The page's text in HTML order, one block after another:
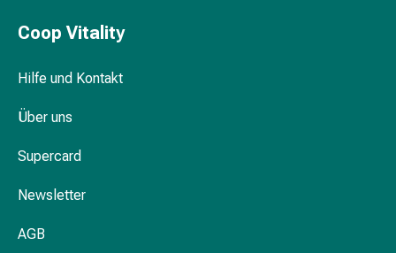
Augenpflege
Pflegemasken
Coop Vitality
Hilfe und Kontakt
Über uns
Supercard
Newsletter
AGB